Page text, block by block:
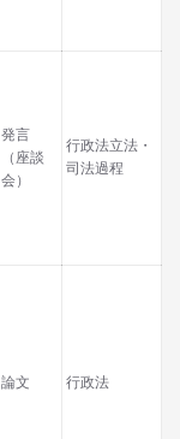
発言
（座談
会）
行政法立法・
司法過程
論文 行政法